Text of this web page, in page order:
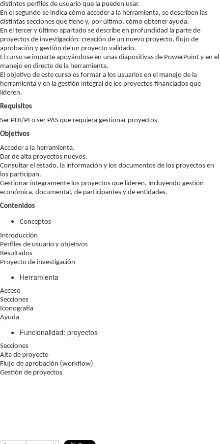
distintos perfiles de usuario que la pueden usar.
En el segundo se indica cómo acceder a la herramienta, se describen las
distintas secciones que tiene y, por último, cómo obtener ayuda.
En el tercer y último apartado se describe en profundidad la parte de
proyectos de investigación: creación de un nuevo proyecto, flujo de
aprobación y gestión de un proyecto validado.
El curso se imparte apoyándose en unas diapositivas de PowerPoint y en el
manejo en directo de la herramienta.
El objetivo de este curso es formar a los usuarios en el manejo de la
herramienta y en la gestión integral de los proyectos financiados que
lideren.
Requisitos
Ser PDI/PI o ser PAS que requiera gestionar proyectos.
Objetivos
Acceder a la herramienta.
Dar de alta proyectos nuevos.
Consultar el estado, la información y los documentos de los proyectos en
los participan.
Gestionar íntegramente los proyectos que lideren, incluyendo gestión
económica, documental, de participantes y de entidades.
Contenidos
Conceptos
Introducción
Perfiles de usuario y objetivos
Resultados
Proyecto de investigación
Herramienta
Acceso
Secciones
Iconografía
Ayuda
Funcionalidad: proyectos
Secciones
Alta de proyecto
Flujo de aprobación (workflow)
Gestión de proyectos